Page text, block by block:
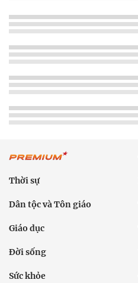
Thời sự
Dân tộc và Tôn giáo
Giáo dục
Đời sống
Sức khỏe